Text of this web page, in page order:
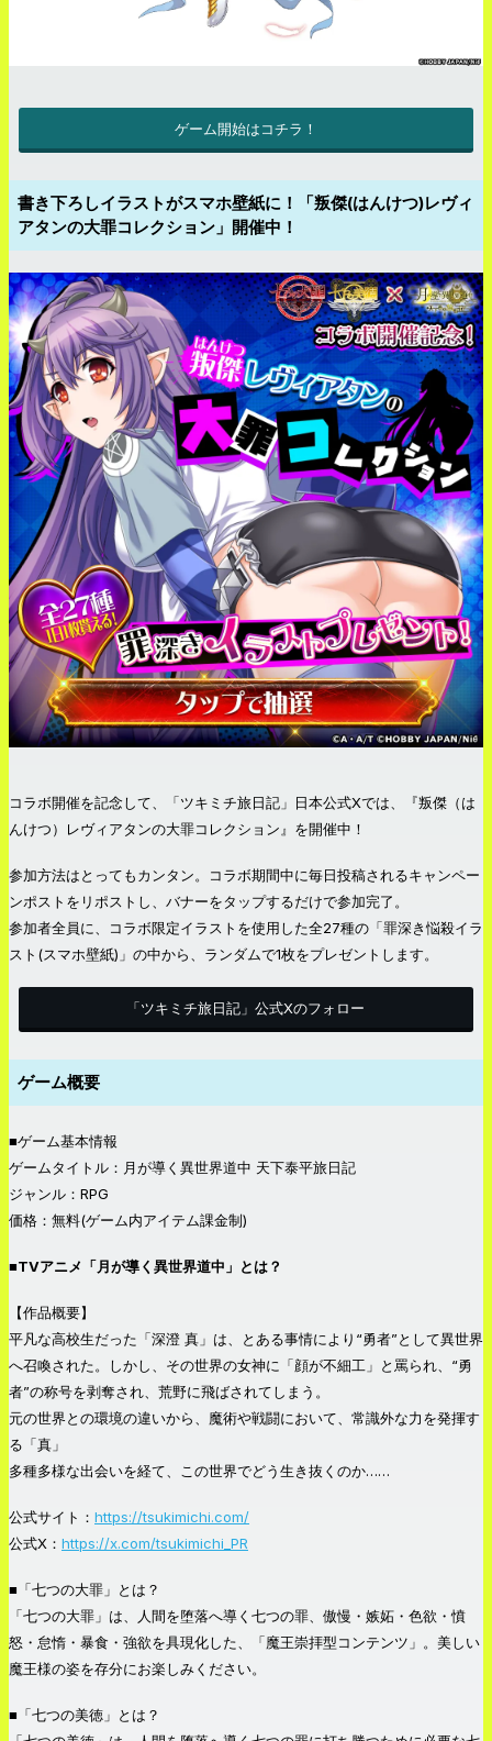
ゲーム開始はコチラ！
書き下ろしイラストがスマホ壁紙に！「叛傑(はんけつ)レヴィ
アタンの大罪コレクション」開催中！
コラボ開催を記念して、「ツキミチ旅日記」日本公式Xでは、『叛傑（は
んけつ）レヴィアタンの大罪コレクション』を開催中！
参加方法はとってもカンタン。コラボ期間中に毎日投稿されるキャンペー
ンポストをリポストし、バナーをタップするだけで参加完了。
参加者全員に、コラボ限定イラストを使用した全27種の「罪深き悩殺イラ
スト(スマホ壁紙)」の中から、ランダムで1枚をプレゼントします。
「ツキミチ旅日記」公式Xのフォロー
ゲーム概要
■ゲーム基本情報
ゲームタイトル：月が導く異世界道中 天下泰平旅日記
ジャンル：RPG
価格：無料(ゲーム内アイテム課金制)
■TVアニメ「月が導く異世界道中」とは？
【作品概要】
平凡な高校生だった「深澄 真」は、とある事情により“勇者”として異世界
へ召喚された。しかし、その世界の女神に「顔が不細工」と罵られ、“勇
者”の称号を剥奪され、荒野に飛ばされてしまう。
元の世界との環境の違いから、魔術や戦闘において、常識外な力を発揮す
る「真」
多種多様な出会いを経て、この世界でどう生き抜くのか……
公式サイト： https://tsukimichi.com/
公式X： https://x.com/tsukimichi_PR
■「七つの大罪」とは？
「七つの大罪」は、人間を堕落へ導く七つの罪、傲慢・嫉妬・色欲・憤
怒・怠惰・暴食・強欲を具現化した、「魔王崇拝型コンテンツ」。美しい
魔王様の姿を存分にお楽しみください。
■「七つの美徳」とは？